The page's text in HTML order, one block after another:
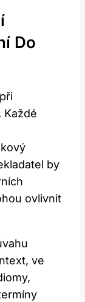
Do
Každé
by
ovlivnit
ve